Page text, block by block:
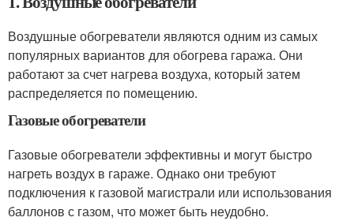
Воздушные обогреватели являются одним из самых
популярных вариантов для обогрева гаража. Они
работают за счет нагрева воздуха, который затем
распределяется по помещению.
Газовые обогреватели
Газовые обогреватели эффективны и могут быстро
нагреть воздух в гараже. Однако они требуют
подключения к газовой магистрали или использования
баллонов с газом, что может быть неудобно.